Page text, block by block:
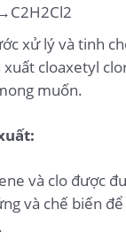
C2H2Cl2
xử lý và tinh
xuất cloaxetyl
muốn.
và clo được
và chế biến